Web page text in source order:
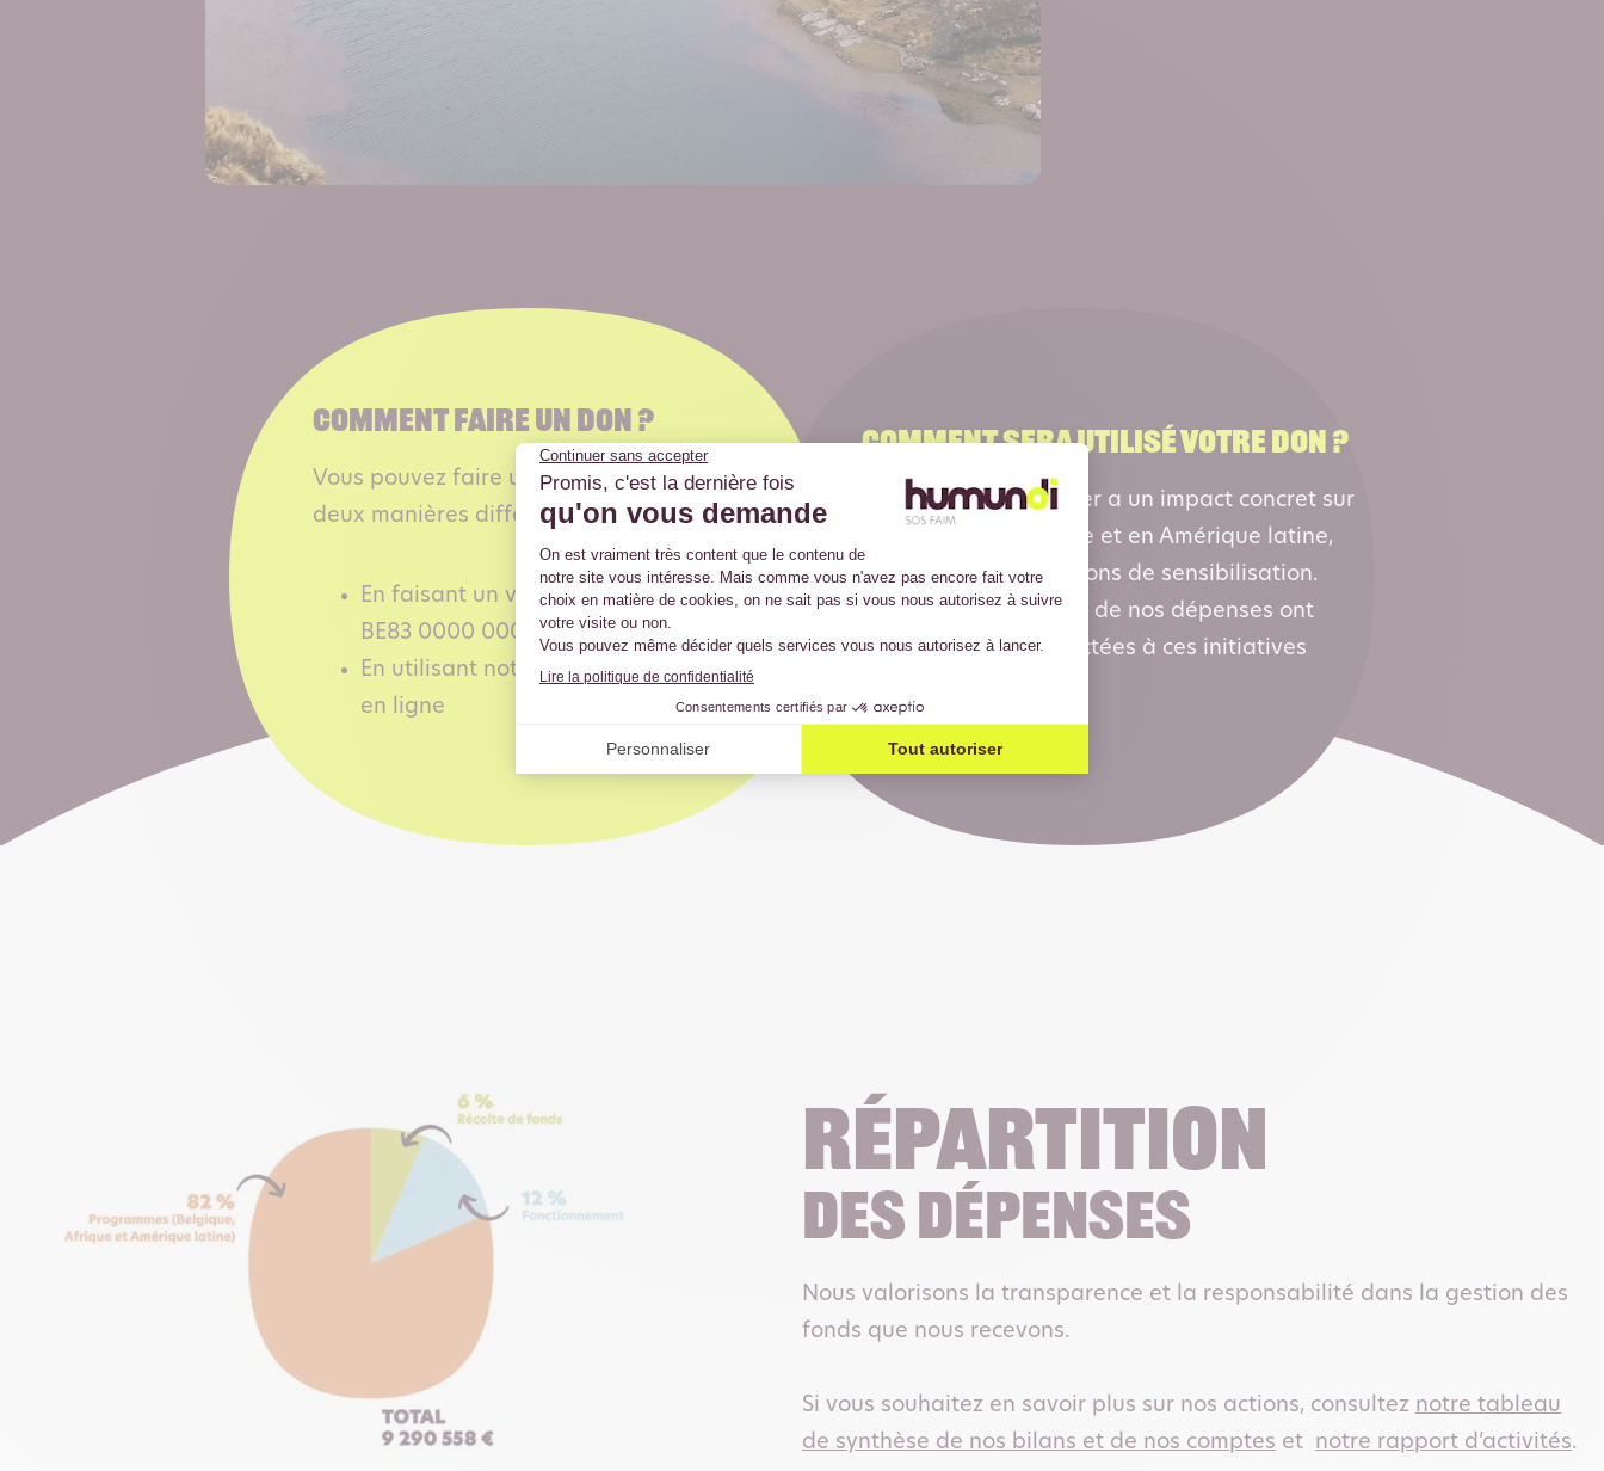
COMMENT FAIRE UN DON ?
Vous pouvez faire un don à Humundi de
deux manières différentes :
En faisant un virement sur notre compte
BE83 0000 0000 1515
En utilisant notre formulaire de don
en ligne
COMMENT SERA UTILISÉ VOTRE DON ?
Votre soutien financier a un impact concret sur
nos projets en Afrique et en Amérique latine,
ainsi que sur nos actions de sensibilisation.
En 2024, plus de 80% de nos dépenses ont
été directement affectées à ces initiatives
Répartition
des dépenses
Nous valorisons la transparence et la responsabilité dans la gestion des
fonds que nous recevons.
Si vous souhaitez en savoir plus sur nos actions, consultez notre tableau
de synthèse de nos bilans et de nos comptes et notre rapport d’activités.